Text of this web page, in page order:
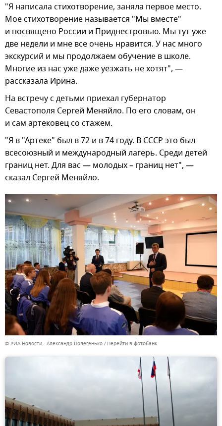
"Я написала стихотворение, заняла первое место.
Мое стихотворение называется "Мы вместе"
и посвящено России и Приднестровью. Мы тут уже
две недели и мне все очень нравится. У нас много
экскурсий и мы продолжаем обучение в школе.
Многие из нас уже даже уезжать не хотят", —
рассказала Ирина.
На встречу с детьми приехал губернатор
Севастополя Сергей Меняйло. По его словам, он
и сам артековец со стажем.
"Я в "Артеке" был в 72 и в 74 году. В СССР это был
всесоюзный и международный лагерь. Среди детей
границ нет. Для вас — молодых – границ нет", —
сказал Сергей Меняйло.
© РИА Новости . Александр Полегенько Перейти в фотобанк